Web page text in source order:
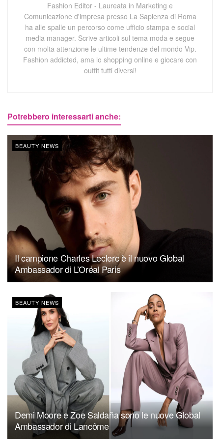
Fashion Editor - Laureata in Marketing e
Comunicazione d'impresa presso La Sapienza di Roma
ha alle spalle un percorso come ufficio stampa e social
media manager. Scrive articoli sul tema moda e segue
con molta attenzione le ultime tendenze del mondo Vip.
Fashion addicted, ama lo shopping online e giocare con
outfit tutti diversi!
Potrebbero interessarti anche:
BEAUTY NEWS
Il campione Charles Leclerc è il nuovo Global
Ambassador di L’Oréal Paris
BEAUTY NEWS
Demi Moore e Zoe Saldaña sono le nuove Global
Ambassador di Lancôme